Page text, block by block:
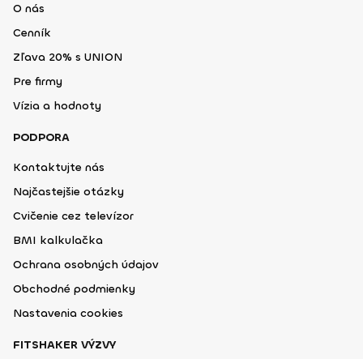
O nás
Cenník
Zľava 20% s UNION
Pre firmy
Vízia a hodnoty
PODPORA
Kontaktujte nás
Najčastejšie otázky
Cvičenie cez televízor
BMI kalkulačka
Ochrana osobných údajov
Obchodné podmienky
Nastavenia cookies
FITSHAKER VÝZVY